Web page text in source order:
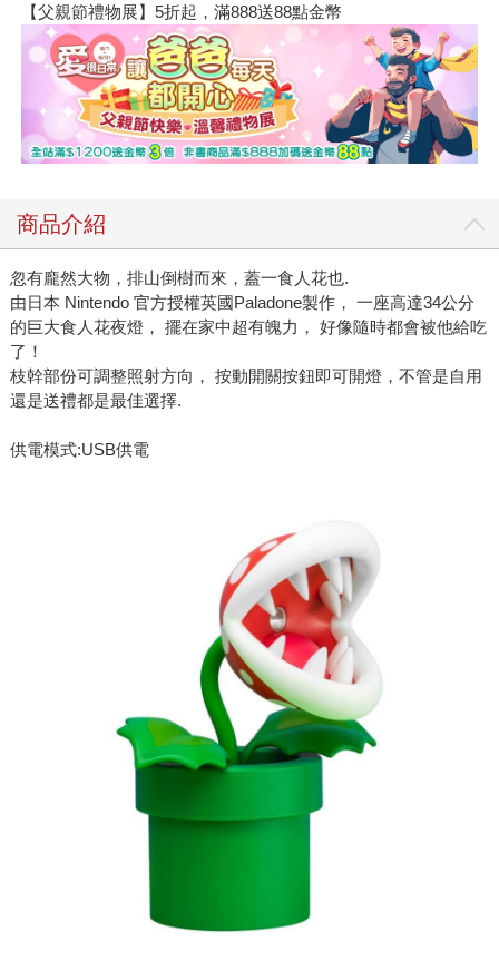
【父親節禮物展】5折起，滿888送88點金幣
商品介紹
忽有龐然大物，排山倒樹而來，蓋一食人花也.
由日本 Nintendo 官方授權英國Paladone製作， 一座高達34公分
的巨大食人花夜燈， 擺在家中超有魄力， 好像隨時都會被他給吃
了！
枝幹部份可調整照射方向， 按動開關按鈕即可開燈，不管是自用
還是送禮都是最佳選擇.
供電模式:USB供電